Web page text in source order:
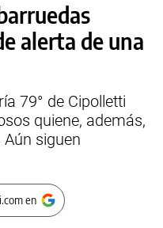
alerta de una
79° de Cipolletti
quiene, además,
siguen
en